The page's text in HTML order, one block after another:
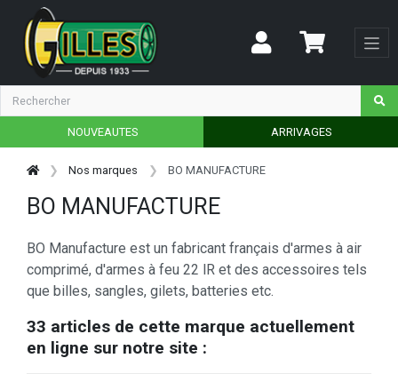
NOUVEAUTES ARRIVAGES
Nos marques BO MANUFACTURE
BO MANUFACTURE
BO Manufacture est un fabricant français d'armes à air
comprimé, d'armes à feu 22 lR et des accessoires tels
que billes, sangles, gilets, batteries etc.
33 articles de cette marque actuellement
en ligne sur notre site :